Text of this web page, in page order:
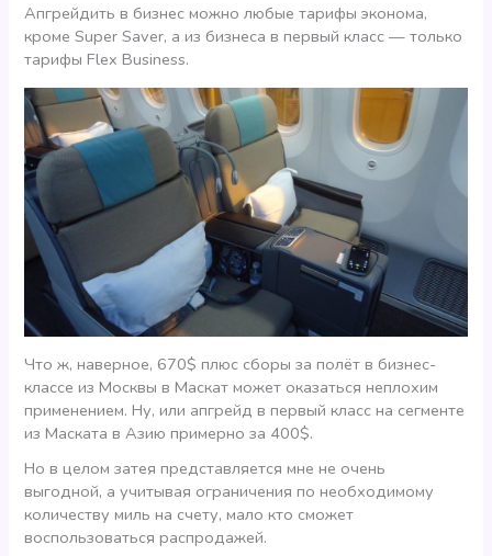
Апгрейдить в бизнес можно любые тарифы эконома,
кроме Super Saver, а из бизнеса в первый класс — только
тарифы Flex Business.
Что ж, наверное, 670$ плюс сборы за полёт в бизнес-
классе из Москвы в Маскат может оказаться неплохим
применением. Ну, или апгрейд в первый класс на сегменте
из Маската в Азию примерно за 400$.
Но в целом затея представляется мне не очень
выгодной, а учитывая ограничения по необходимому
количеству миль на счету, мало кто сможет
воспользоваться распродажей.